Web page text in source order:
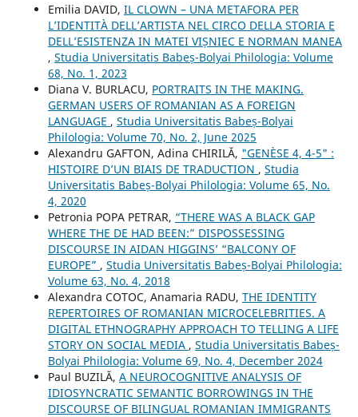
Emilia DAVID, IL CLOWN – UNA METAFORA PER
L’IDENTITÀ DELL’ARTISTA NEL CIRCO DELLA STORIA E
DELL’ESISTENZA IN MATEI VIȘNIEC E NORMAN MANEA
, Studia Universitatis Babeș-Bolyai Philologia: Volume
68, No. 1, 2023
Diana V. BURLACU, PORTRAITS IN THE MAKING.
GERMAN USERS OF ROMANIAN AS A FOREIGN
LANGUAGE , Studia Universitatis Babeș-Bolyai
Philologia: Volume 70, No. 2, June 2025
Alexandru GAFTON, Adina CHIRILĂ, "GENÈSE 4, 4-5" :
HISTOIRE D’UN BIAIS DE TRADUCTION , Studia
Universitatis Babeș-Bolyai Philologia: Volume 65, No.
4, 2020
Petronia POPA PETRAR, “THERE WAS A BLACK GAP
WHERE THE DE HAD BEEN:” DISPOSSESSING
DISCOURSE IN AIDAN HIGGINS’ “BALCONY OF
EUROPE” , Studia Universitatis Babeș-Bolyai Philologia:
Volume 63, No. 4, 2018
Alexandra COTOC, Anamaria RADU, THE IDENTITY
REPERTOIRES OF ROMANIAN MICROCELEBRITIES. A
DIGITAL ETHNOGRAPHY APPROACH TO TELLING A LIFE
STORY ON SOCIAL MEDIA , Studia Universitatis Babeș-
Bolyai Philologia: Volume 69, No. 4, December 2024
Paul BUZILĂ, A NEUROCOGNITIVE ANALYSIS OF
IDIOSYNCRATIC SEMANTIC BORROWINGS IN THE
DISCOURSE OF BILINGUAL ROMANIAN IMMIGRANTS